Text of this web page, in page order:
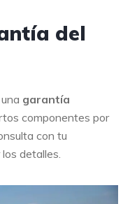
del
garantía
componentes por
con tu
detalles.